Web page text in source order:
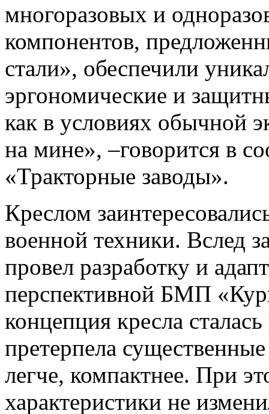
многоразовых и
компонентов,
стали», обеспечили
эргономические и
как в условиях обычной
на мине», –говорится в
«Тракторные заводы».
Креслом
военной техники. Вслед
провел разработку и
перспективной БМП
концепция кресла
претерпела
легче, компактнее. При
характеристики не